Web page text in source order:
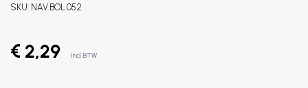
SKU: NAV.BOL.052
€ 2,29 Incl. BTW